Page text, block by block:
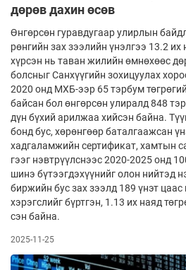
дөрөв дахин өсөв
Өнгөрсөн гуравдугаар улирлын
рөнгийн зах зээлийн үнэл­гээ 13.2 их
хүр­сэн нь таван жи­лийн өмнөхөөс
болс­ныг Санхүүгийн зохи­цуу­лах
2020 онд МХБ-ээр 65 тэрбум
байсан бол өн­гөр­сөн ули­ралд 848
дүн бү­хий арил­жаа хийсэн байна.
бонд бус, хө­рөн­гөөр баталгааж­сан
хадгаламжийн сер­ти­фи­кат, хам­тын
гээг нэвтрүүлс­нээс 2020-2025 онд
шинэ бү­тээг­дэхүүнийг олон ний­тэд
биржийн бус зах зээлд 189 үнэт цаас
хэ­рэгс­лийг бүрт­гэн, 1.13 их наяд
сэн байна.
2025-11-25